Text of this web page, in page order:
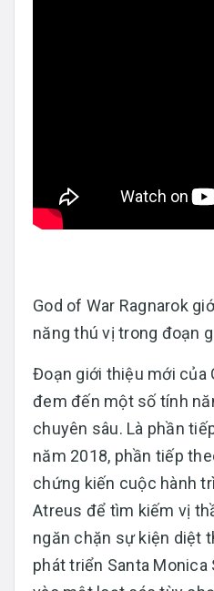
God of War Ragnarok
năng thú vị trong đoạn
Đoạn giới thiệu mới của
đem đến một số tính
chuyên sâu. Là phần
năm 2018, phần tiếp
chứng kiến ​​cuộc hành
Atreus để tìm kiếm vị
ngăn chặn sự kiện diệt
phát triển Santa